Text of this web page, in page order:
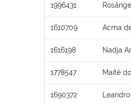
1996431
1610709 Acma
1616198 Nadja
1778547 Maitê
1690372